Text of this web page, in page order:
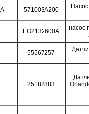
571003A200
EG2132600A
насос
55567257
25182883